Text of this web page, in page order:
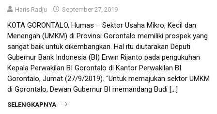
Haris Radju September 27, 2019
KOTA GORONTALO, Humas – Sektor Usaha Mikro, Kecil dan
Menengah (UMKM) di Provinsi Gorontalo memiliki prospek yang
sangat baik untuk dikembangkan. Hal itu diutarakan Deputi
Gubernur Bank Indonesia (BI) Erwin Rijanto pada pengukuhan
Kepala Perwakilan BI Gorontalo di Kantor Perwakilan BI
Gorontalo, Jumat (27/9/2019). “Untuk memajukan sektor UMKM
di Gorontalo, Dewan Gubernur BI memandang Budi […]
SELENGKAPNYA